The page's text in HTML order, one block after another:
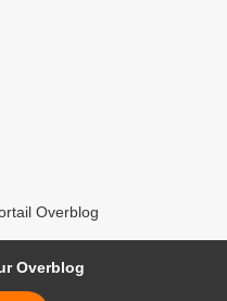
Overblog
Overblog